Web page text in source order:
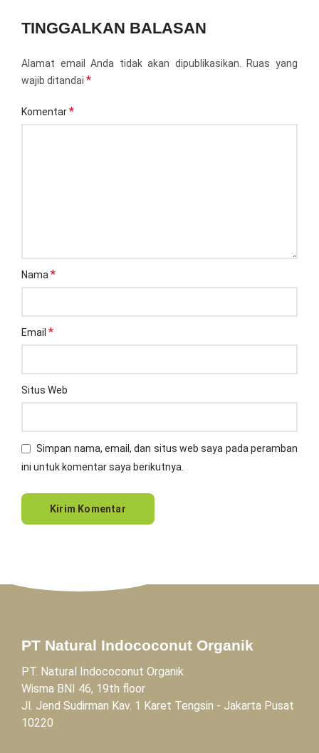
TINGGALKAN BALASAN
Alamat email Anda tidak akan dipublikasikan.
Ruas yang
wajib ditandai *
Komentar*
Nama *
Email *
Situs Web
Simpan nama, email, dan situs web saya pada peramban
ini untuk komentar saya berikutnya.
PT Natural Indococonut Organik
PT. Natural Indococonut Organik
Wisma BNI 46, 19th floor
Jl. Jend Sudirman Kav. 1 Karet Tengsin - Jakarta Pusat
10220